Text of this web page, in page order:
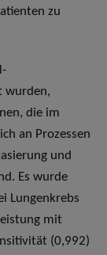
zu
wurden,
die im
an Prozessen
und
Es wurde
Lungenkrebs
mit
(0,992)